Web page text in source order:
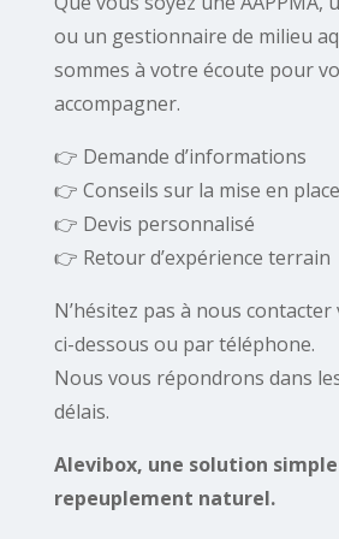
ou un gestionnaire de milieu
sommes à votre écoute pour
accompagner.
👉 Demande d’informations
👉 Conseils sur la mise en place
👉 Devis personnalisé
👉 Retour d’expérience terrain
N’hésitez pas à nous
ci-dessous ou par téléphone.
Nous vous répondrons dans
délais.
Alevibox, une solution
repeuplement naturel.